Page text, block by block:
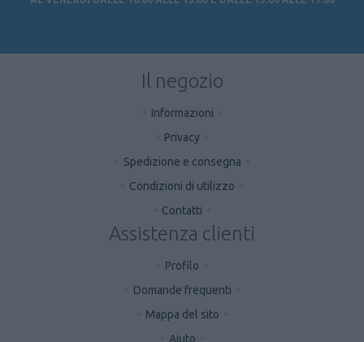
Il negozio
Informazioni
Privacy
Spedizione e consegna
Condizioni di utilizzo
Contatti
Assistenza clienti
Profilo
Domande frequenti
Mappa del sito
Aiuto